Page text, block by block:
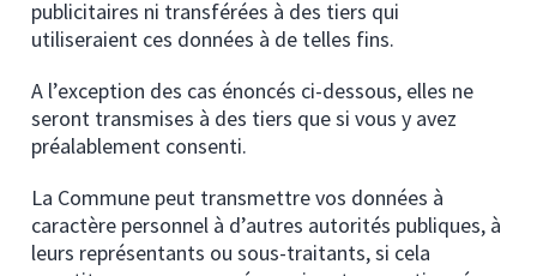
publicitaires ni transférées à des tiers qui
utiliseraient ces données à de telles fins.
A l’exception des cas énoncés ci-dessous, elles ne
seront transmises à des tiers que si vous y avez
préalablement consenti.
La Commune peut transmettre vos données à
caractère personnel à d’autres autorités publiques, à
leurs représentants ou sous-traitants, si cela